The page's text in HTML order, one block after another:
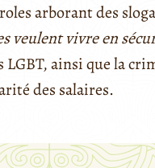
arborant des
veulent vivre en
LGBT, ainsi que la
des salaires.